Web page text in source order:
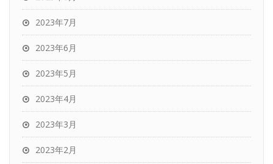
2023年7月
2023年6月
2023年5月
2023年4月
2023年3月
2023年2月